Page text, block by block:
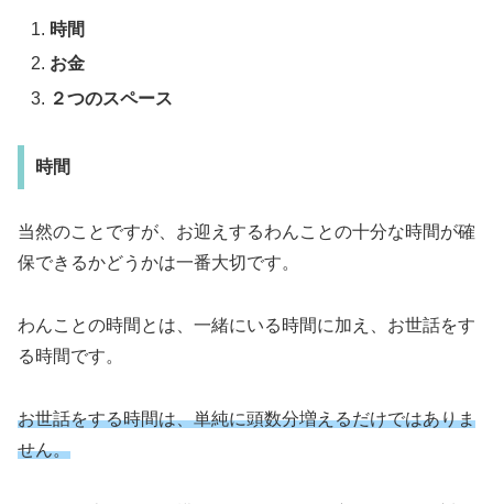
時間
お金
２つのスペース
時間
当然のことですが、お迎えするわんことの十分な時間が確
保できるかどうかは一番大切です。
わんことの時間とは、一緒にいる時間に加え、お世話をす
る時間です。
お世話をする時間は、単純に頭数分増えるだけではありま
せん。